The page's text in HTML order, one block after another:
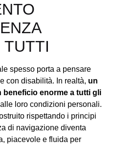
TUTTI
spesso porta a pensare
con disabilità. In realtà, un
enorme a tutti gli
loro condizioni personali.
rispettando i principi
di navigazione diventa
piacevole e fluida per